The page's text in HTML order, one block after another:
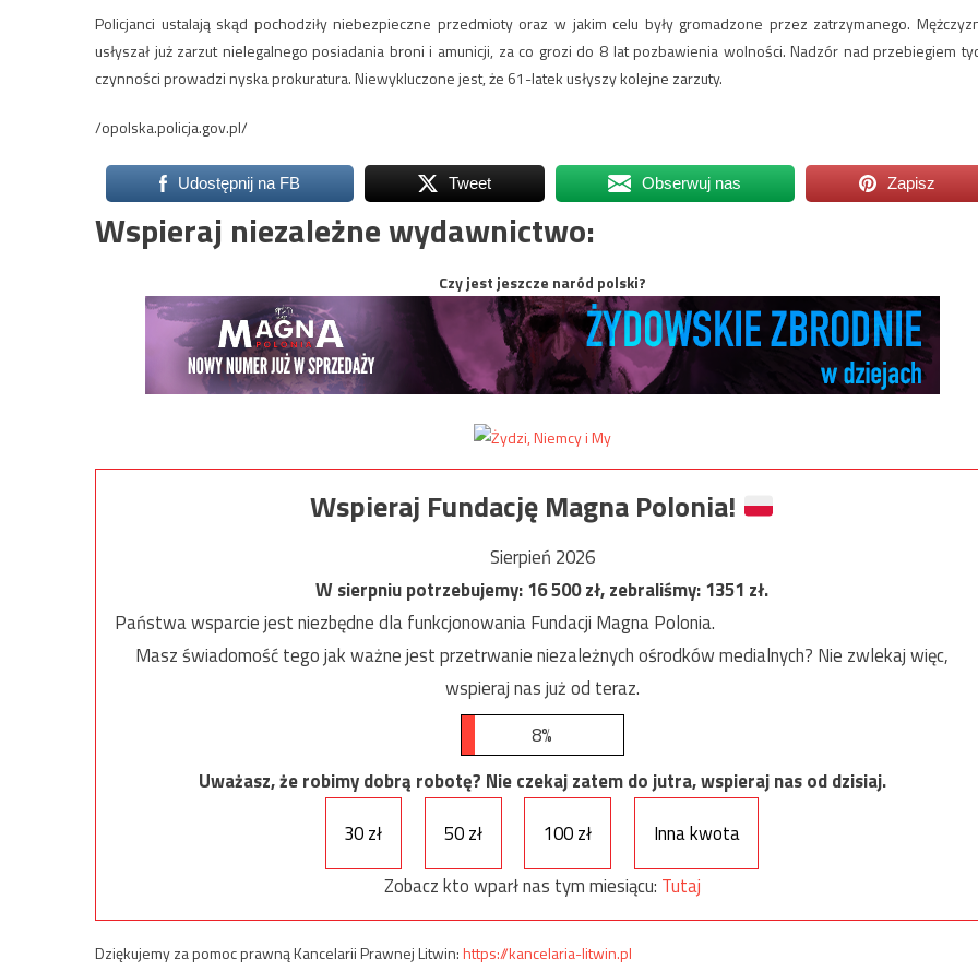
Policjanci ustalają skąd pochodziły niebezpieczne przedmioty oraz w jakim celu były gromadzone przez zatrzymanego.
usłyszał już zarzut nielegalnego posiadania broni i amunicji, za co grozi do 8 lat pozbawienia wolności. Nadzór nad przebiegiem
czynności prowadzi nyska prokuratura. Niewykluczone jest, że 61-latek usłyszy kolejne zarzuty.
/opolska.policja.gov.pl/
Udostępnij na FB Tweet Obserwuj nas Zapisz
Wspieraj niezależne wydawnictwo:
Czy jest jeszcze naród polski?
Wspieraj Fundację Magna Polonia!
Sierpień 2026
W sierpniu potrzebujemy:16 500zł, zebraliśmy:1351 zł.
Państwa wsparcie jest niezbędne dla funkcjonowania Fundacji Magna Polonia.
Masz świadomość tego jak ważne jest przetrwanie niezależnych ośrodków medialnych? Nie zwlekaj więc,
wspieraj nas już od teraz.
8%
Uważasz, że robimy dobrą robotę? Nie czekaj zatem do jutra, wspieraj nas od dzisiaj.
30 zł
50 zł 100 zł
Inna kwota
Zobacz kto wparł nas tym miesiącu: Tutaj
Dziękujemy za pomoc prawną Kancelarii Prawnej Litwin:https://kancelaria-litwin.pl